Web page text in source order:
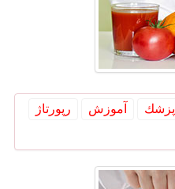
پزشك آموزش
رپورتاژ